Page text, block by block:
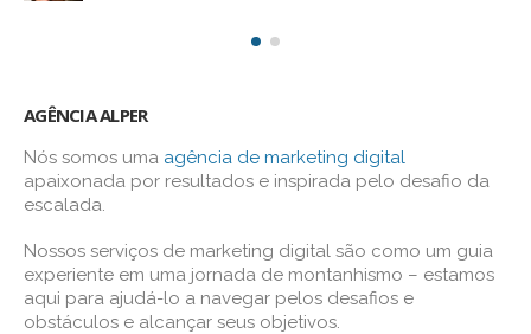
AGÊNCIA ALPER
Nós somos uma agência de marketing digital
apaixonada por resultados e inspirada pelo desafio da
escalada.
Nossos serviços de marketing digital são como um guia
experiente em uma jornada de montanhismo – estamos
aqui para ajudá-lo a navegar pelos desafios e
obstáculos e alcançar seus objetivos.